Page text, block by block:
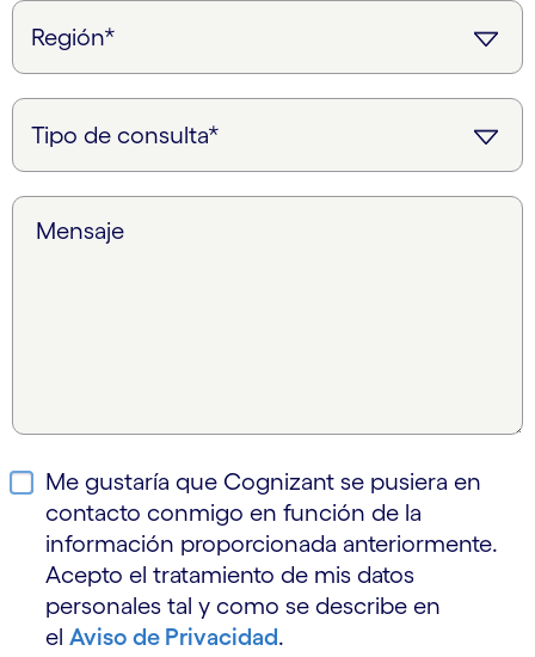
Mensaje
Me gustaría que Cognizant se pusiera en
contacto conmigo en función de la
información proporcionada anteriormente.
Acepto el tratamiento de mis datos
personales tal y como se describe en
el Aviso de Privacidad.